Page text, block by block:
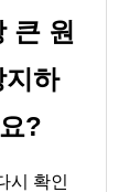
큰 원
지하
?
시 확인